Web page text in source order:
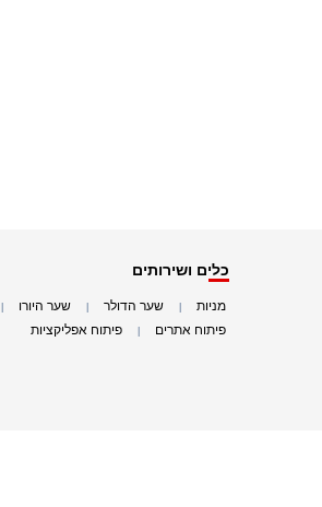
כלים ושירותים
מניות שער הדולר שער היורו
פיתוח אתרים פיתוח אפליקציות